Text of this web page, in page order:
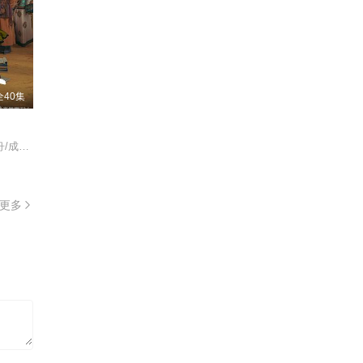
40集
/程枫/徐僧/韩云云/王俊彭/黄超/
更多